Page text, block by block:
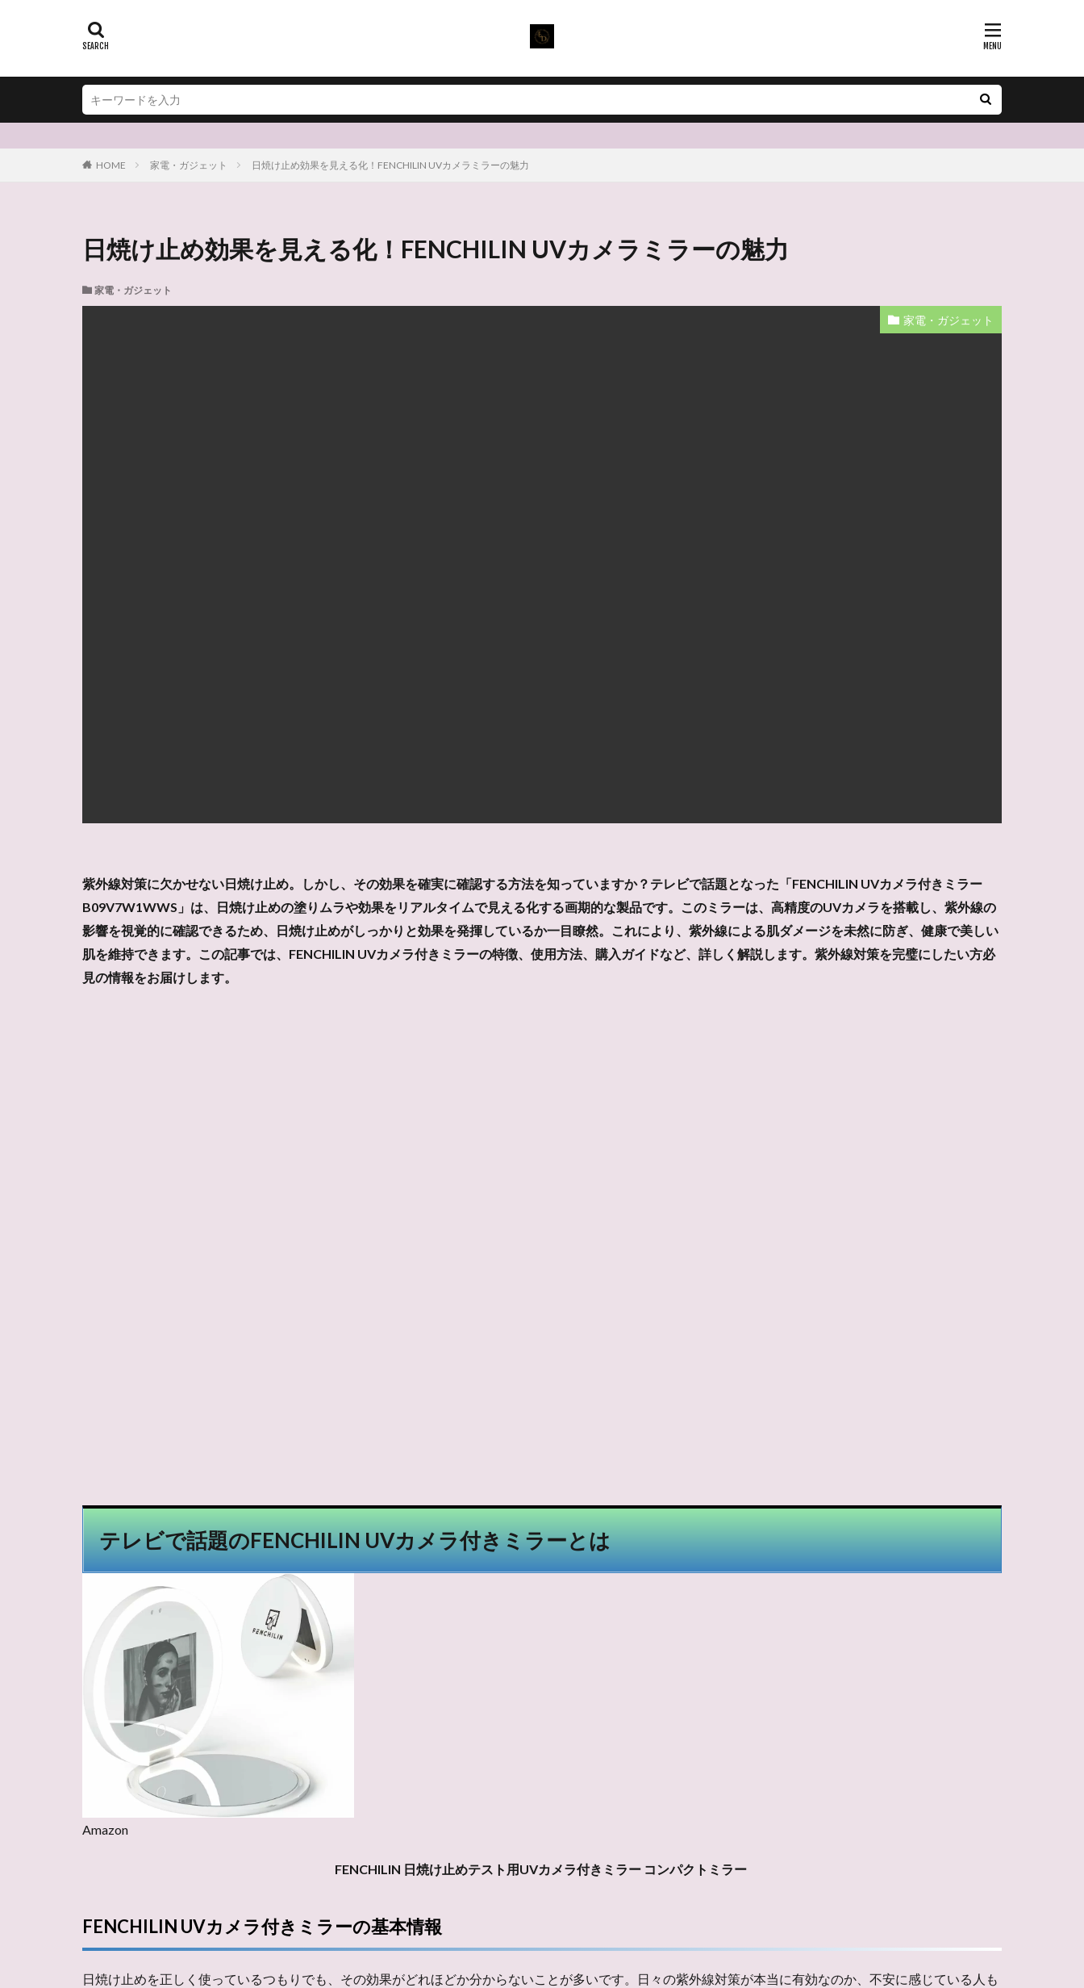
HOME 家電・ガジェット 日焼け止め効果を見える化！FENCHILIN UVカメラミラーの魅力
日焼け止め効果を見える化！FENCHILIN UVカメラミラーの魅力
家電・ガジェット
家電・ガジェット
紫外線対策に欠かせない日焼け止め。しかし、その効果を確実に確認する方法を知っていますか？テレビで話題となった「FENCHILIN UVカメラ付きミラー
B09V7W1WWS」は、日焼け止めの塗りムラや効果をリアルタイムで見える化する画期的な製品です。このミラーは、高精度のUVカメラを搭載し、紫外線の
影響を視覚的に確認できるため、日焼け止めがしっかりと効果を発揮しているか一目瞭然。これにより、紫外線による肌ダメージを未然に防ぎ、健康で美しい
肌を維持できます。この記事では、FENCHILIN UVカメラ付きミラーの特徴、使用方法、購入ガイドなど、詳しく解説します。紫外線対策を完璧にしたい方必
見の情報をお届けします。
テレビで話題のFENCHILIN UVカメラ付きミラーとは
Amazon
FENCHILIN 日焼け止めテスト用UVカメラ付きミラー コンパクトミラー
FENCHILIN UVカメラ付きミラーの基本情報
日焼け止めを正しく使っているつもりでも、その効果がどれほどか分からないことが多いです。日々の紫外線対策が本当に有効なのか、不安に感じている人も